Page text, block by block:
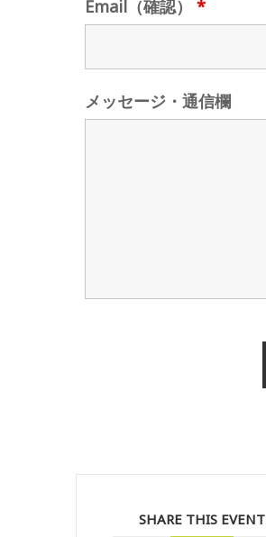
Email（確認） *
メッセージ・通信欄
SHARE THIS EVENT